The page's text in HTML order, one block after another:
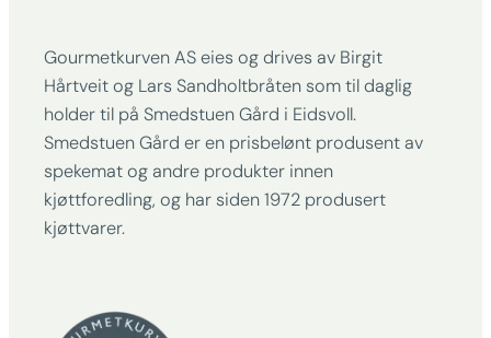
Gourmetkurven AS eies og drives av Birgit
Hårtveit og Lars Sandholtbråten som til daglig
holder til på Smedstuen Gård i Eidsvoll.
Smedstuen Gård er en prisbelønt produsent av
spekemat og andre produkter innen
kjøttforedling, og har siden 1972 produsert
kjøttvarer.